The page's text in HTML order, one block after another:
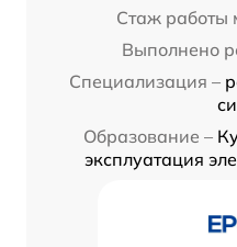
Стаж работы
Выполнено
Специализация –
Образование –
эксплуатация